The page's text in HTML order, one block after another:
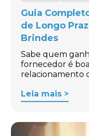
Guia
de Longo
Brindes
Sabe quem
fornecedor é
relacionamento
Leia mais >